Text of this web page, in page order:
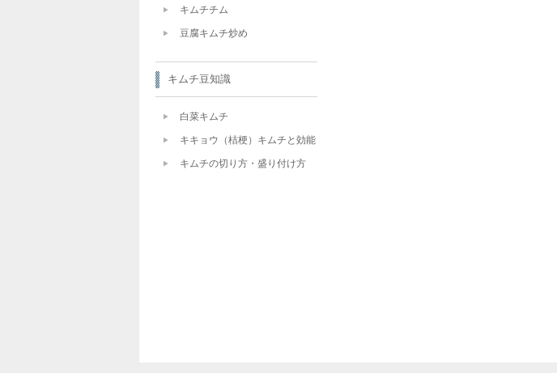
キムチチム
豆腐キムチ炒め
キムチ豆知識
白菜キムチ
キキョウ（桔梗）キムチと効能
キムチの切り方・盛り付け方